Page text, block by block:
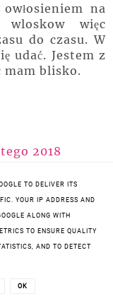
na
więc
do czasu. W
udać. Jestem z
mam blisko.
2018
dwa salony :)
blisko :)
lutego 2018
TO DELIVER ITS
YOUR IP ADDRESS AND
ALONG WITH
TO ENSURE QUALITY
AND TO DETECT
OK